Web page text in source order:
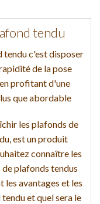
tendu
c'est disposer
de la pose
profitant d'une
que abordable
les plafonds de
est un produit
connaître les
plafonds tendus
les avantages et les
et quel sera le